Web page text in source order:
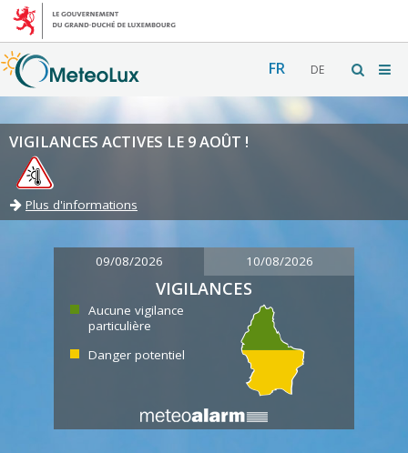
FR DE
VIGILANCES ACTIVES LE 9 AOÛT !
Plus d'informations
09/08/2026 10/08/2026
VIGILANCES
Aucune vigilance
particulière
Danger potentiel